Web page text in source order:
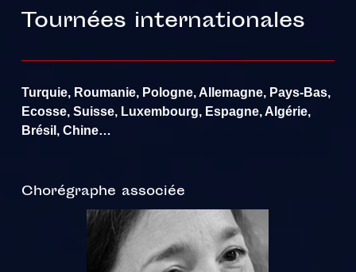
Tournées internationales
Turquie, Roumanie, Pologne, Allemagne, Pays-Bas,
Ecosse, Suisse, Luxembourg, Espagne, Algérie,
Brésil, Chine…
Chorégraphe associée